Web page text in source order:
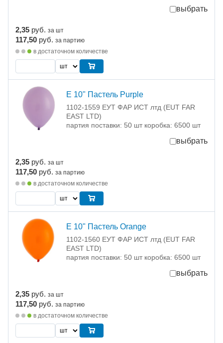
выбрать
2,35 руб. за шт
117,50 руб. за партию
в достаточном количестве
Е 10" Пастель Purple
1102-1559 ЕУТ ФАР ИСТ лтд (EUT FAR
EAST LTD)
партия поставки: 50 шт коробка: 6500 шт
выбрать
2,35 руб. за шт
117,50 руб. за партию
в достаточном количестве
Е 10" Пастель Orange
1102-1560 ЕУТ ФАР ИСТ лтд (EUT FAR
EAST LTD)
партия поставки: 50 шт коробка: 6500 шт
выбрать
2,35 руб. за шт
117,50 руб. за партию
в достаточном количестве